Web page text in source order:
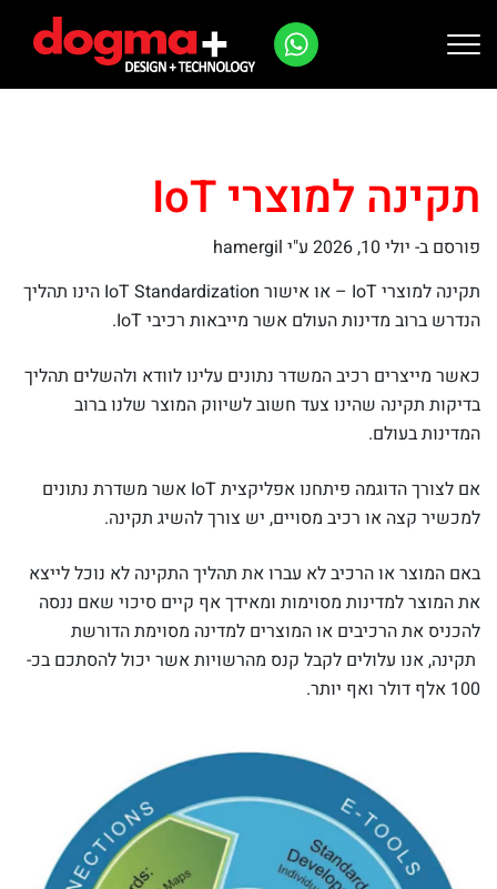
תקינה למוצרי IoT
פורסם ב- יולי 10, 2026
ע"י hamergil
תקינה למוצרי IoT – או אישור IoT Standardization הינו תהליך
הנדרש ברוב מדינות העולם אשר מייבאות רכיבי IoT.
כאשר מייצרים רכיב המשדר נתונים עלינו לוודא ולהשלים תהליך
בדיקות תקינה שהינו צעד חשוב לשיווק המוצר שלנו ברוב
המדינות בעולם.
אם לצורך הדוגמה פיתחנו אפליקצית IoT אשר משדרת נתונים
למכשיר קצה או רכיב מסויים, יש צורך להשיג תקינה.
באם המוצר או הרכיב לא עברו את תהליך התקינה לא נוכל לייצא
את המוצר למדינות מסוימות ומאידך אף קיים סיכוי שאם ננסה
להכניס את הרכיבים או המוצרים למדינה מסוימת הדורשת
תקינה, אנו עלולים לקבל קנס מהרשויות אשר יכול להסתכם בכ-
100 אלף דולר ואף יותר.